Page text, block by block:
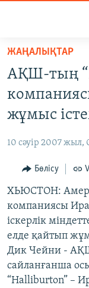
Skip
main
content
to
main
Navigation
Search
САЯСАТ
AZATTYQTV
АДАМ
ӘЛЕУМЕТ
ӘЛЕМ
АРНАЙЫ
Русский
ЖАЗЫЛЫҢЫЗ
ЖАҢАЛЫҚТАР
АҚШ-тың
жұмыс
10 сәуір 2007 жыл,
Бөлісу
ХЬЮСТОН:
компаниясы
іскерлік
елде қайтып
Дик Чейни -
сайланғанша
“Halliburton” –